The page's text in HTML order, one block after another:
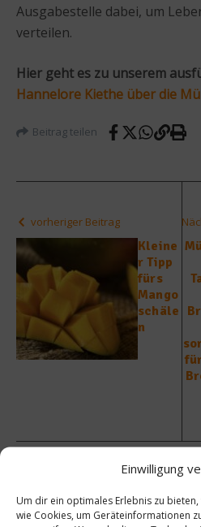
Einwilligung
Um dir ein optimales Erlebnis zu
wie Cookies, um Geräteinformationen
Ausgabestelle dabei, um
verteilen.
Hier geht es zu unserem
Hannelore Kiethe über die
Beitrag teilen
vorheriger Beitrag
Kleine
r Tipp
fürs
Mango
schäle
n
Ähnliche Beiträge